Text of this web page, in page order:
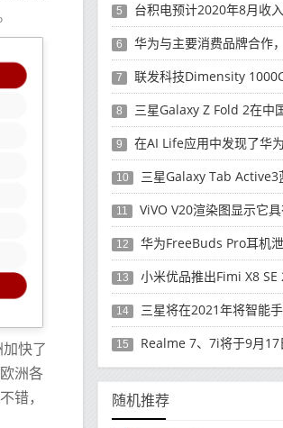
快了
洲各
错，
5 台积电预计2020年8月收入将突破42
6 华为与主要消费品牌合作，在中国推出采用
7 联发科技Dimensity 1000C的性能略高
8 三星Galaxy Z Fold 2在中国推出
9 在AI Life应用中发现了华为
10 三星Galaxy Tab Active3蓝牙SIG认证;
11 ViVO V20渲染图显示它具有与vivo X50
12 华为FreeBuds Pro耳机泄漏出
13 小米优品推出Fimi X8 SE
14 三星将在2021年将智能手机出
15 Realme 7、7i将于9月17日发布；Realme
随机推荐